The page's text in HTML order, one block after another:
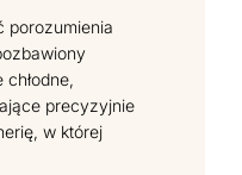
porozumienia
chłodne,
precyzyjnie
w której